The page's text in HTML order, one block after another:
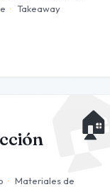
· Takeaway
🏠
🏠
· Materiales de